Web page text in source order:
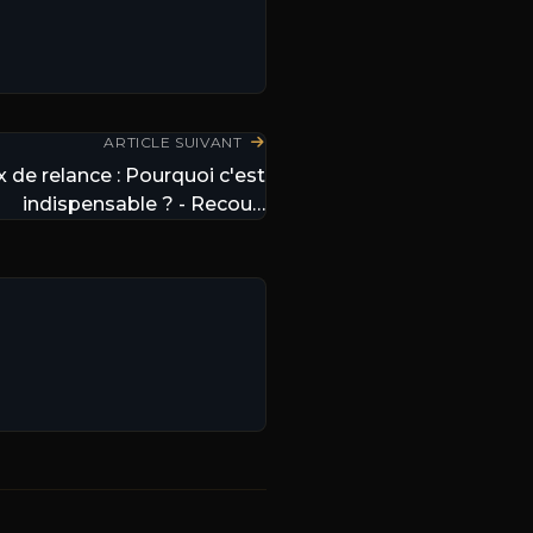
ARTICLE SUIVANT
de relance : Pourquoi c'est
indispensable ? - Recou…